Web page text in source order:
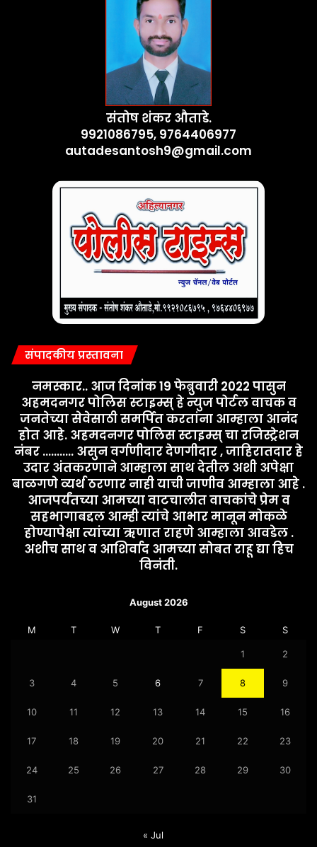
संतोष शंकर औताडे.
9921086795, 9764406977
autadesantosh9@gmail.com
संपादकीय प्रस्तावना
नमस्कार.. आज दिनांक 19 फेब्रुवारी 2022 पासुन
अहमदनगर पोलिस स्टाइम्स् हे न्युज पोर्टल वाचक व
जनतेच्या सेवेसाठी समर्पित करतांना आम्हाला आनंद
होत आहे. अहमदनगर पोलिस स्टाइम्स् चा रजिस्ट्रेशन
नंबर ........... असुन वर्गणीदार देणगीदार , जाहिरातदार हे
उदार अंतकरणाने आम्हाला साथ देतील अशी अपेक्षा
बाळगणे व्यर्थ ठरणार नाही याची जाणीव आम्हाला आहे .
आजपर्यंतच्या आमच्या वाटचालीत वाचकांचे प्रेम व
सहभागाबद्दल आम्ही त्यांचे आभार मानून मोकळे
होण्यापेक्षा त्यांच्या ऋणात राहणे आम्हाला आवडेल .
अशीच साथ व आशिर्वाद आमच्या सोबत राहू द्या हिच
विनंती.
August 2026
M T W T F S S
1 2
3 4 5 6 7 8 9
10 11 12 13 14 15 16
17 18 19 20 21 22 23
24 25 26 27 28 29 30
31
« Jul